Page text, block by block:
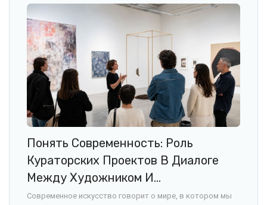
Понять Современность: Роль
Кураторских Проектов В Диалоге
Между Художником И…
Современное искусство говорит о мире, в котором мы